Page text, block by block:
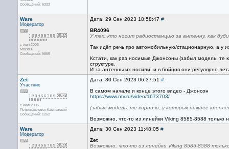
Сообщений: 6332
Ware
Модератор
с июн 2003
Москва
Сообщений: 9865
Дата: 29 Сен 2023 18:58:47 #
BR4096
У тех, кто носит радиостанцию за антенну, как
Так идёт речь про автомобильную/стационарную, а у
Кстати, как раз носимые Джонсоны (забыл модель, те
структуре.
И за антенны их носили, и в бойцов они регулярно
Zet
Участник
с июл 2006
Петропавловск-Камчатский
Сообщений: 1252
Дата: 30 Сен 2023 06:37:51 #
В самом начале и конце этого видео - Джонсон
https://www.ntv.ru/video/1673703/
(забыл модель, те кирпичи, у которых нижнее
Возможно, что-то из линейки Viking 8585-8588 только
Ware
Модератор
Дата: 30 Сен 2023 11:48:05 #
Zet
Возможно, что-то из линейки Viking 8585-8588